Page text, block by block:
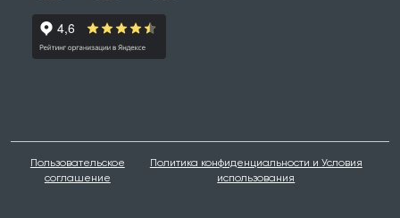
Пользовательское
соглашение
Политика конфиденциальности и Условия
использования